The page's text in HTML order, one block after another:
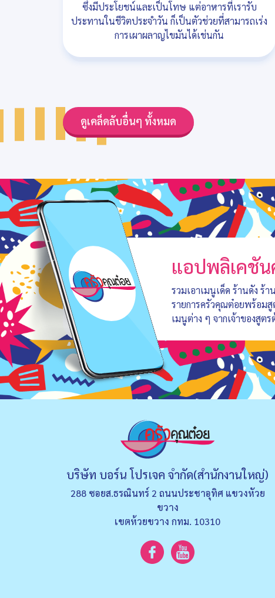
ซึ่งมีประโยชน์และเป็นโทษ แต่อาหารที่เรารับ
ประทานในชีวิตประจำวัน ก็เป็นตัวช่วยที่สามารถเร่ง
การเผาผลาญไขมันได้เช่นกัน
ดูเคล็ดลับอื่นๆ ทั้งหมด
แอปพลิเคชั
รวมเอาเมนูเด็ด ร้านดัง ร้
รายการครัวคุณต๋อยพร้อมสู
เมนูต่าง ๆ จากเจ้าของสูต
บริษัท บอร์น โปรเจค จำกัด(สำนักงานใหญ่)
288 ซอยส.ธรณินทร์ 2 ถนนประชาอุทิศ แขวงหัวย
ขวาง
เขตห้วยขวาง กทม. 10310